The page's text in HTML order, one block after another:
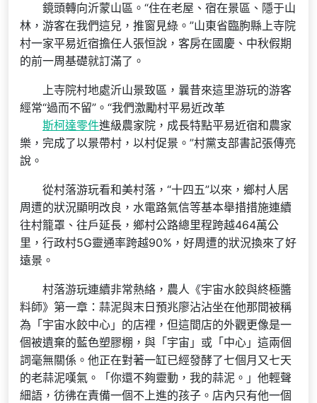
鏡頭轉向沂蒙山區。“住在老屋、宿在景區、隱于山
林，游客在我們這兒，推窗見綠。”山東省臨朐縣上寺院
村一家平易近宿擔任人張恒說，客房在國慶、中秋假期
的前一周基礎就訂滿了。
上寺院村地處沂山景致區，曩昔來這里游玩的游客
經常“過而不留”。“我們激勵村平易近改革
斯柯達零件進級農家院，成長特點平易近宿和農家
樂，完成了以景帶村，以村促景。”村黨支部書記張傳亮
說。
從村落游玩看和美村落，“十四五”以來，鄉村人居
周遭的狀況顯明改良，水電路氣信等基本舉措措施連續
往村籠罩、往戶延長，鄉村公路總里程跨越464萬公
里，行政村5G靈通率跨越90%，好周遭的狀況換來了好
遠景。
村落游玩連續非常熱絡，農人《宇宙水餃與終極醬
料師》第一章：蒜泥與末日預兆廖沾沾坐在他那間被稱
為「宇宙水餃中心」的店裡，但這間店的外觀更像是一
個被遺棄的藍色塑膠棚，與「宇宙」或「中心」這兩個
詞毫無關係。他正在對著一缸已經發酵了七個月又七天
的老蒜泥嘆氣。「你還不夠靈動，我的蒜泥。」他輕聲
細語，彷彿在責備一個不上進的孩子。店內只有他一個